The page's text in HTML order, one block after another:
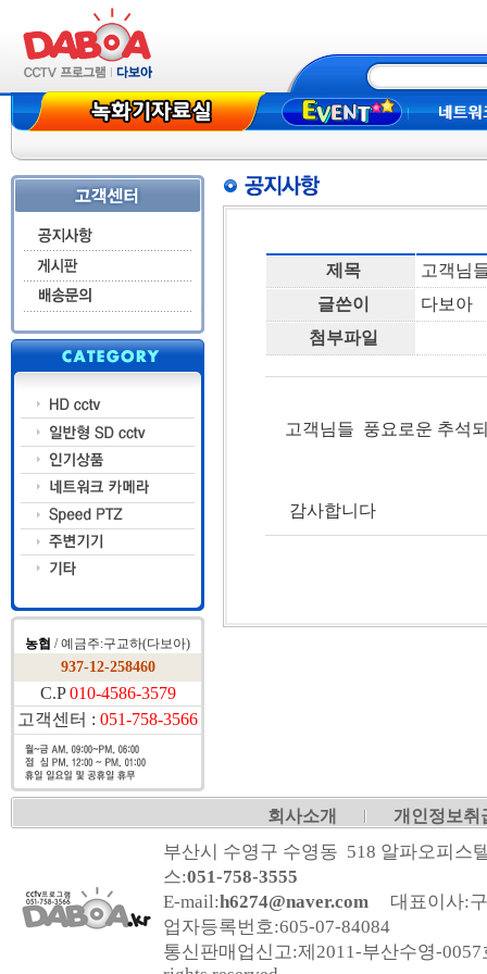
'
농협 / 예금주:구교하(다보아)
937-12-258460
C.P010-4586-3579
고객센터 : 051-758-3566
제목
고객님
글쓴이
다보아
첨부파일
고객님들 풍요로운 추석
감사합니다
회사소개 개인정보취
부산시 수영구 수영동 518 알파오피
스:051-758-3555
E-mail:h6274@naver.com 대표이사:
업자등록번호:605-07-84084
통신판매업신고:제2011-부산수영-0057